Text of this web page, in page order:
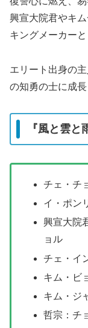
興宣大院君やキ
キングメーカー
エリート出身の
の知勇の士に成
『風と雲
チェ・チ
イ・ポン
興宣大院
ョル
チェ・イ
キム・ビ
キム・ジ
哲宗：チ